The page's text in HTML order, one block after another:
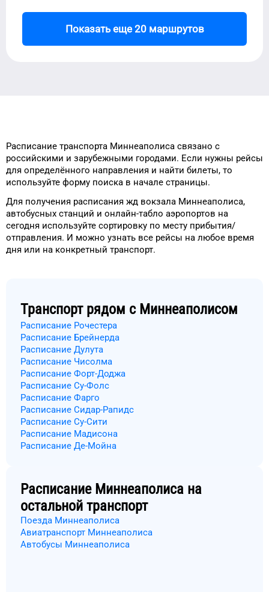
Показать еще 20 маршрутов
Расписание транспорта Миннеаполиса связано с
российскими и зарубежными городами. Если нужны рейсы
для определённого направления и найти билеты, то
используйте форму поиска в начале страницы.
Для получения расписания жд вокзала Миннеаполиса,
автобусных станций и онлайн-табло аэропортов на
сегодня используйте сортировку по месту прибытия/
отправления. И можно узнать все рейсы на любое время
дня или на конкретный транспорт.
Транспорт рядом с Миннеаполисом
Расписание Рочестера
Расписание Брейнерда
Расписание Дулута
Расписание Чисолма
Расписание Форт-Доджа
Расписание Су-Фолс
Расписание Фарго
Расписание Сидар-Рапидс
Расписание Су-Сити
Расписание Мадисона
Расписание Де-Мойна
Расписание Миннеаполиса на
остальной транспорт
Поезда Миннеаполиса
Авиатранспорт Миннеаполиса
Автобусы Миннеаполиса